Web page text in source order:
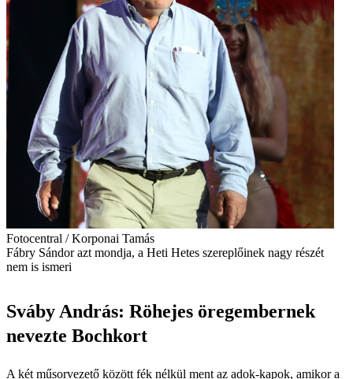
Fotocentral / Korponai Tamás
Fábry Sándor azt mondja, a Heti Hetes szereplőinek nagy részét
nem is ismeri
Sváby András: Röhejes öregembernek
nevezte Bochkort
A két műsorvezető között fék nélkül ment az adok-kapok, amikor a